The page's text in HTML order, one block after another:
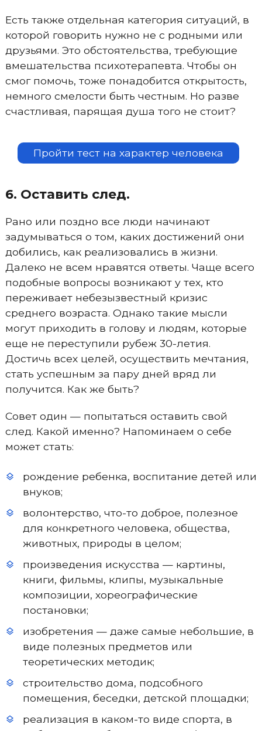
Есть также отдельная категория ситуаций, в
которой говорить нужно не с родными или
друзьями. Это обстоятельства, требующие
вмешательства психотерапевта. Чтобы он
смог помочь, тоже понадобится открытость,
немного смелости быть честным. Но разве
счастливая, парящая душа того не стоит?
Пройти тест на характер человека
6. Оставить след.
Рано или поздно все люди начинают
задумываться о том, каких достижений они
добились, как реализовались в жизни.
Далеко не всем нравятся ответы. Чаще всего
подобные вопросы возникают у тех, кто
переживает небезызвестный кризис
среднего возраста. Однако такие мысли
могут приходить в голову и людям, которые
еще не переступили рубеж 30-летия.
Достичь всех целей, осуществить мечтания,
стать успешным за пару дней вряд ли
получится. Как же быть?
Совет один — попытаться оставить свой
след. Какой именно? Напоминаем о себе
может стать:
рождение ребенка, воспитание детей или
внуков;
волонтерство, что-то доброе, полезное
для конкретного человека, общества,
животных, природы в целом;
произведения искусства — картины,
книги, фильмы, клипы, музыкальные
композиции, хореографические
постановки;
изобретения — даже самые небольшие, в
виде полезных предметов или
теоретических методик;
строительство дома, подсобного
помещения, беседки, детской площадки;
реализация в каком-то виде спорта, в